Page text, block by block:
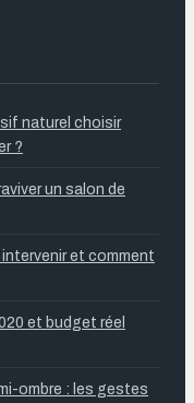
naturel choisir
?
un salon de
et comment
et budget réel
ombre : les gestes